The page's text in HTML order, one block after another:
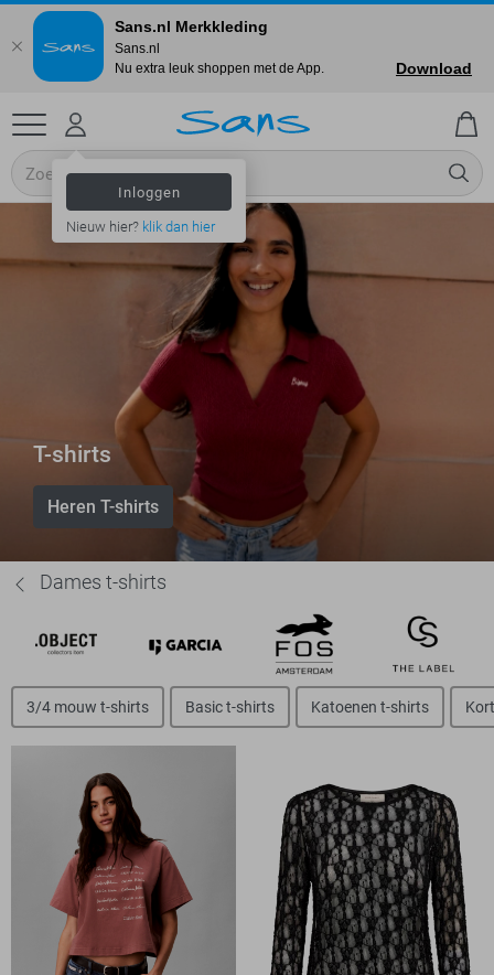
Inloggen
Nieuw hier? klik dan hier
T-shirts
Heren T-shirts
Dames t-shirts
3/4 mouw t-shirts Basic t-shirts Katoenen t-shirts
Sans.nl Merkkleding
Sans.nl
Nu extra leuk shoppen met de App.
Download